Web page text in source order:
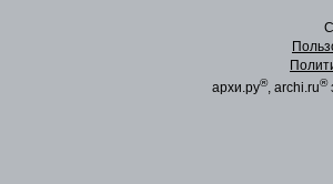
архи.ру®, archi.ru®